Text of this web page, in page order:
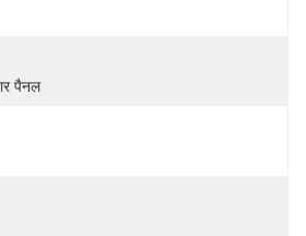
पैनल